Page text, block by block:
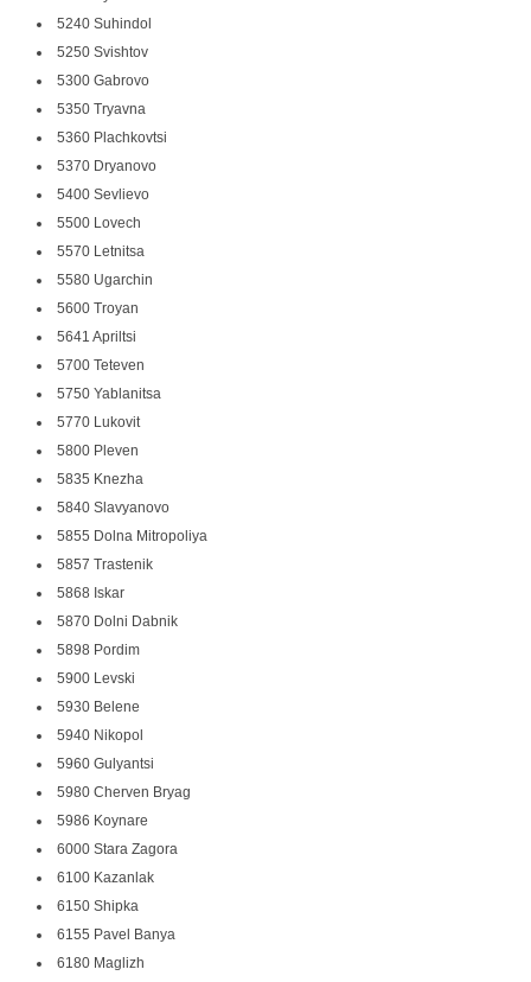
5240 Suhindol
5250 Svishtov
5300 Gabrovo
5350 Tryavna
5360 Plachkovtsi
5370 Dryanovo
5400 Sevlievo
5500 Lovech
5570 Letnitsa
5580 Ugarchin
5600 Troyan
5641 Apriltsi
5700 Teteven
5750 Yablanitsa
5770 Lukovit
5800 Pleven
5835 Knezha
5840 Slavyanovo
5855 Dolna Mitropoliya
5857 Trastenik
5868 Iskar
5870 Dolni Dabnik
5898 Pordim
5900 Levski
5930 Belene
5940 Nikopol
5960 Gulyantsi
5980 Cherven Bryag
5986 Koynare
6000 Stara Zagora
6100 Kazanlak
6150 Shipka
6155 Pavel Banya
6180 Maglizh